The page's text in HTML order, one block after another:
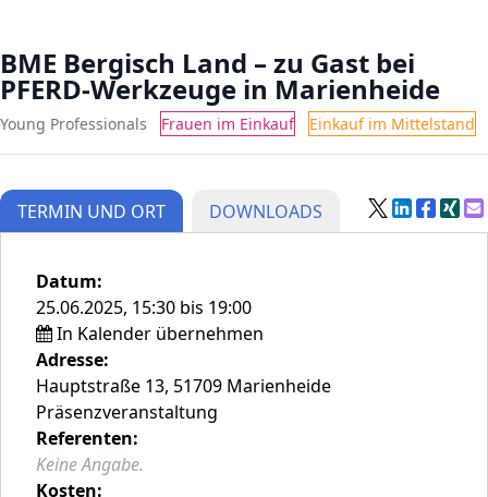
BME Bergisch Land – zu Gast bei
PFERD-Werkzeuge in Marienheide
Young Professionals Frauen im Einkauf Einkauf im Mittelstand
TERMIN UND ORT DOWNLOADS
Datum:
25.06.2025, 15:30 bis 19:00
In Kalender übernehmen
Adresse:
Hauptstraße 13, 51709 Marienheide
Präsenzveranstaltung
Referenten:
Keine Angabe.
Kosten: